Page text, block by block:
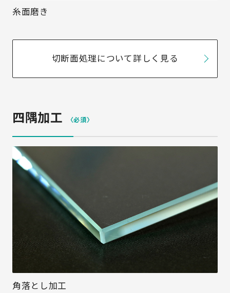
糸面磨き
切断面処理について詳しく見る
四隅加工 〈必須〉
角落とし加工